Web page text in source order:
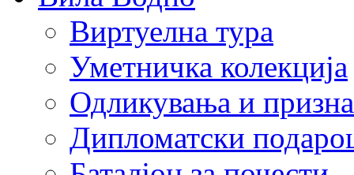
Виртуелна тура
Уметничка колекција
Одликувања и
Дипломатски